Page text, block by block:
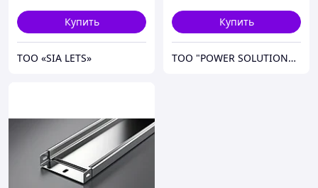
Купить
ТОО «SIA LETS»
Купить
ТОО "POWER SOLUTIONS KZ"